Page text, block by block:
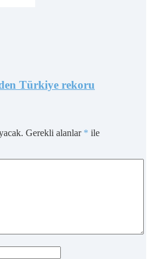
Türkiye rekoru
Gerekli alanlar * ile